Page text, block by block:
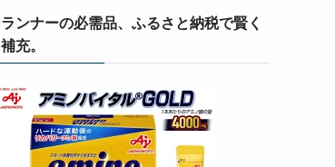
ランナーの必需品、ふるさと納税で賢く
補充。